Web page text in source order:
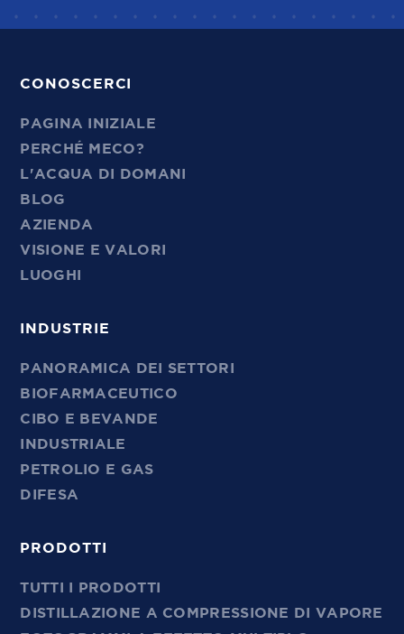
CONOSCERCI
PAGINA INIZIALE
PERCHÉ MECO?
L'ACQUA DI DOMANI
BLOG
AZIENDA
VISIONE E VALORI
LUOGHI
INDUSTRIE
PANORAMICA DEI SETTORI
BIOFARMACEUTICO
CIBO E BEVANDE
INDUSTRIALE
PETROLIO E GAS
DIFESA
PRODOTTI
TUTTI I PRODOTTI
DISTILLAZIONE A COMPRESSIONE DI VAPORE